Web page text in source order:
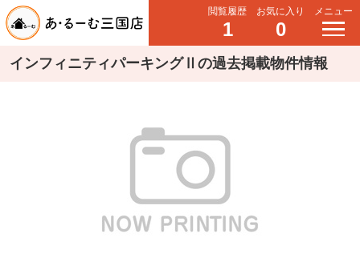
閲覧履歴
1
お気に入り
0
メニュー
インフィニティパーキングⅡの過去掲載物件情報